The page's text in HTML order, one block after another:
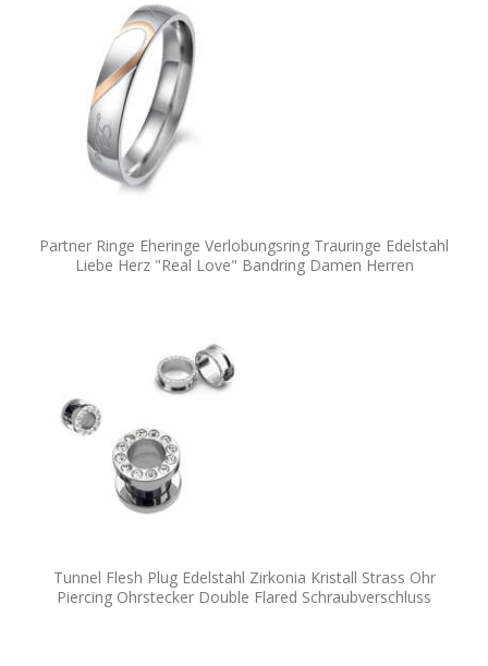
Partner Ringe Eheringe Verlobungsring Trauringe Edelstahl
Liebe Herz "Real Love" Bandring Damen Herren
Tunnel Flesh Plug Edelstahl Zirkonia Kristall Strass Ohr
Piercing Ohrstecker Double Flared Schraubverschluss